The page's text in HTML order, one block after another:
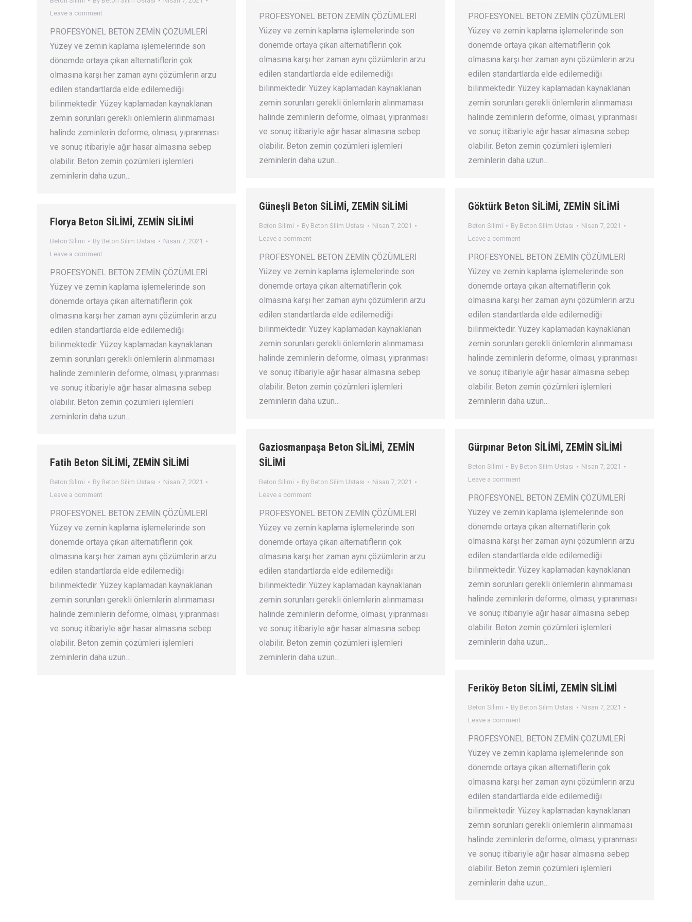
Leave a comment
PROFESYONEL BETON ZEMİN ÇÖZÜMLERİ
Yüzey ve zemin kaplama işlemelerinde son
dönemde ortaya çıkan alternatiflerin çok
olmasına karşı her zaman aynı çözümlerin arzu
edilen standartlarda elde edilemediği
bilinmektedir. Yüzey kaplamadan kaynaklanan
zemin sorunları gerekli önlemlerin alınmaması
halinde zeminlerin deforme, olması, yıpranması
ve sonuç itibariyle ağır hasar almasına sebep
olabilir. Beton zemin çözümleri işlemleri
zeminlerin daha uzun…
PROFESYONEL BETON ZEMİN ÇÖZÜMLERİ
Yüzey ve zemin kaplama işlemelerinde son
dönemde ortaya çıkan alternatiflerin çok
olmasına karşı her zaman aynı çözümlerin arzu
edilen standartlarda elde edilemediği
bilinmektedir. Yüzey kaplamadan kaynaklanan
zemin sorunları gerekli önlemlerin alınmaması
halinde zeminlerin deforme, olması, yıpranması
ve sonuç itibariyle ağır hasar almasına sebep
olabilir. Beton zemin çözümleri işlemleri
zeminlerin daha uzun…
PROFESYONEL BETON ZEMİN ÇÖZÜMLERİ
Yüzey ve zemin kaplama işlemelerinde son
dönemde ortaya çıkan alternatiflerin çok
olmasına karşı her zaman aynı çözümlerin arzu
edilen standartlarda elde edilemediği
bilinmektedir. Yüzey kaplamadan kaynaklanan
zemin sorunları gerekli önlemlerin alınmaması
halinde zeminlerin deforme, olması, yıpranması
ve sonuç itibariyle ağır hasar almasına sebep
olabilir. Beton zemin çözümleri işlemleri
zeminlerin daha uzun…
Güneşli Beton SİLİMİ, ZEMİN SİLİMİ
Beton Silimi By Beton Silim Ustası
Nisan 7, 2021
Leave a comment
PROFESYONEL BETON ZEMİN ÇÖZÜMLERİ
Yüzey ve zemin kaplama işlemelerinde son
dönemde ortaya çıkan alternatiflerin çok
olmasına karşı her zaman aynı çözümlerin arzu
edilen standartlarda elde edilemediği
bilinmektedir. Yüzey kaplamadan kaynaklanan
zemin sorunları gerekli önlemlerin alınmaması
halinde zeminlerin deforme, olması, yıpranması
ve sonuç itibariyle ağır hasar almasına sebep
olabilir. Beton zemin çözümleri işlemleri
zeminlerin daha uzun…
Göktürk Beton SİLİMİ, ZEMİN SİLİMİ
Beton Silimi By Beton Silim Ustası
Nisan 7, 2021
Leave a comment
PROFESYONEL BETON ZEMİN ÇÖZÜMLERİ
Yüzey ve zemin kaplama işlemelerinde son
dönemde ortaya çıkan alternatiflerin çok
olmasına karşı her zaman aynı çözümlerin arzu
edilen standartlarda elde edilemediği
bilinmektedir. Yüzey kaplamadan kaynaklanan
zemin sorunları gerekli önlemlerin alınmaması
halinde zeminlerin deforme, olması, yıpranması
ve sonuç itibariyle ağır hasar almasına sebep
olabilir. Beton zemin çözümleri işlemleri
zeminlerin daha uzun…
Florya Beton SİLİMİ, ZEMİN SİLİMİ
Beton Silimi By Beton Silim Ustası
Nisan 7, 2021
Leave a comment
PROFESYONEL BETON ZEMİN ÇÖZÜMLERİ
Yüzey ve zemin kaplama işlemelerinde son
dönemde ortaya çıkan alternatiflerin çok
olmasına karşı her zaman aynı çözümlerin arzu
edilen standartlarda elde edilemediği
bilinmektedir. Yüzey kaplamadan kaynaklanan
zemin sorunları gerekli önlemlerin alınmaması
halinde zeminlerin deforme, olması, yıpranması
ve sonuç itibariyle ağır hasar almasına sebep
olabilir. Beton zemin çözümleri işlemleri
zeminlerin daha uzun…
Gaziosmanpaşa Beton SİLİMİ, ZEMİN
SİLİMİ
Beton Silimi By Beton Silim Ustası
Nisan 7, 2021
Leave a comment
PROFESYONEL BETON ZEMİN ÇÖZÜMLERİ
Yüzey ve zemin kaplama işlemelerinde son
dönemde ortaya çıkan alternatiflerin çok
olmasına karşı her zaman aynı çözümlerin arzu
edilen standartlarda elde edilemediği
bilinmektedir. Yüzey kaplamadan kaynaklanan
zemin sorunları gerekli önlemlerin alınmaması
halinde zeminlerin deforme, olması, yıpranması
ve sonuç itibariyle ağır hasar almasına sebep
olabilir. Beton zemin çözümleri işlemleri
zeminlerin daha uzun…
Gürpınar Beton SİLİMİ, ZEMİN SİLİMİ
Beton Silimi By Beton Silim Ustası
Nisan 7, 2021
Leave a comment
PROFESYONEL BETON ZEMİN ÇÖZÜMLERİ
Yüzey ve zemin kaplama işlemelerinde son
dönemde ortaya çıkan alternatiflerin çok
olmasına karşı her zaman aynı çözümlerin arzu
edilen standartlarda elde edilemediği
bilinmektedir. Yüzey kaplamadan kaynaklanan
zemin sorunları gerekli önlemlerin alınmaması
halinde zeminlerin deforme, olması, yıpranması
ve sonuç itibariyle ağır hasar almasına sebep
olabilir. Beton zemin çözümleri işlemleri
zeminlerin daha uzun…
Fatih Beton SİLİMİ, ZEMİN SİLİMİ
Beton Silimi By Beton Silim Ustası
Nisan 7, 2021
Leave a comment
PROFESYONEL BETON ZEMİN ÇÖZÜMLERİ
Yüzey ve zemin kaplama işlemelerinde son
dönemde ortaya çıkan alternatiflerin çok
olmasına karşı her zaman aynı çözümlerin arzu
edilen standartlarda elde edilemediği
bilinmektedir. Yüzey kaplamadan kaynaklanan
zemin sorunları gerekli önlemlerin alınmaması
halinde zeminlerin deforme, olması, yıpranması
ve sonuç itibariyle ağır hasar almasına sebep
olabilir. Beton zemin çözümleri işlemleri
zeminlerin daha uzun…
Feriköy Beton SİLİMİ, ZEMİN SİLİMİ
Beton Silimi By Beton Silim Ustası
Nisan 7, 2021
Leave a comment
PROFESYONEL BETON ZEMİN ÇÖZÜMLERİ
Yüzey ve zemin kaplama işlemelerinde son
dönemde ortaya çıkan alternatiflerin çok
olmasına karşı her zaman aynı çözümlerin arzu
edilen standartlarda elde edilemediği
bilinmektedir. Yüzey kaplamadan kaynaklanan
zemin sorunları gerekli önlemlerin alınmaması
halinde zeminlerin deforme, olması, yıpranması
ve sonuç itibariyle ağır hasar almasına sebep
olabilir. Beton zemin çözümleri işlemleri
zeminlerin daha uzun…